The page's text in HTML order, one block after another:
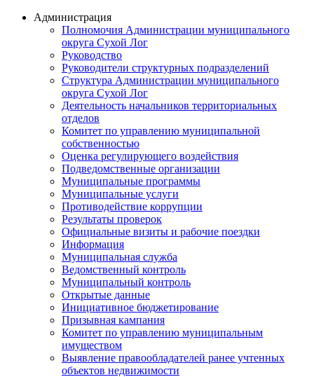
Администрация
Полномочия Администрации муниципального
округа Сухой Лог
Руководство
Руководители структурных подразделений
Структура Администрации муниципального
округа Сухой Лог
Деятельность начальников территориальных
отделов
Комитет по управлению муниципальной
собственностью
Оценка регулирующего воздействия
Подведомственные организации
Муниципальные программы
Муниципальные услуги
Противодействие коррупции
Результаты проверок
Официальные визиты и рабочие поездки
Информация
Муниципальная служба
Ведомственный контроль
Муниципальный контроль
Открытые данные
Инициативное бюджетирование
Призывная кампания
Комитет по управлению муниципальным
имуществом
Выявление правообладателей ранее учтенных
объектов недвижимости